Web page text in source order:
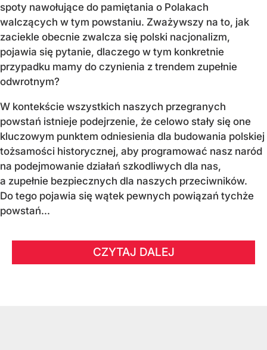
spoty nawołujące do pamiętania o Polakach
walczących w tym powstaniu. Zważywszy na to, jak
zaciekle obecnie zwalcza się polski nacjonalizm,
pojawia się pytanie, dlaczego w tym konkretnie
przypadku mamy do czynienia z trendem zupełnie
odwrotnym?
W kontekście wszystkich naszych przegranych
powstań istnieje podejrzenie, że celowo stały się one
kluczowym punktem odniesienia dla budowania polskiej
tożsamości historycznej, aby programować nasz naród
na podejmowanie działań szkodliwych dla nas,
a zupełnie bezpiecznych dla naszych przeciwników.
Do tego pojawia się wątek pewnych powiązań tychże
powstań...
CZYTAJ DALEJ